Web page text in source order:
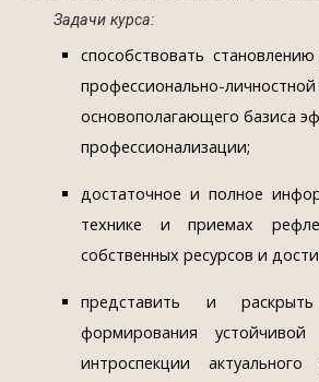
Задачи курса:
способствовать становлению
профессионально-личностной
основополагающего базиса
профессионализации;
достаточное и полное
технике и приемах
собственных ресурсов и
представить и
формирования
интроспекции